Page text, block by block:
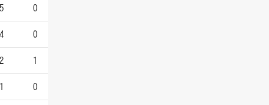
0
0
1
0